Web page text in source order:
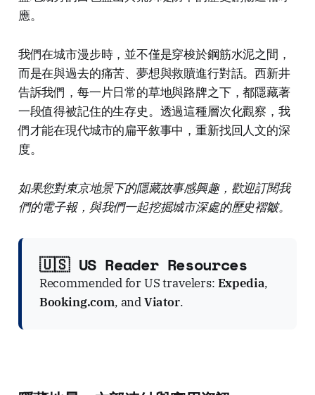
應。
我們在城市漫步時，並不僅是穿梭於鋼筋水泥之間，
而是在與過去的痛苦、夢想與救贖進行對話。西新井
告訴我們，每一片日常的草地與路牌之下，都隱藏著
一段值得被記住的生存史。透過這種層次化觀察，我
們才能在現代城市的扁平敘事中，重新找回人文的深
度。
如果您對東京地景下的隱藏故事感興趣，歡迎訂閱我
們的電子報，與我們一起挖掘城市深處的歷史褶皺。
🇺🇸 US Reader Resources
Recommended for US travelers: Expedia,
Booking.com, andViator.